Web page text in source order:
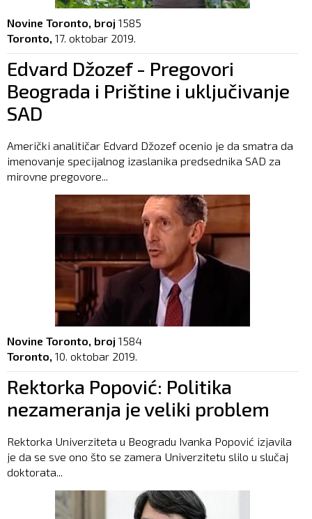
Novine Toronto, broj 1585
Toronto, 17. oktobar 2019.
Edvard Džozef - Pregovori
Beograda i Prištine i uključivanje
SAD
Američki analitičar Edvard Džozef ocenio je da smatra da
imenovanje specijalnog izaslanika predsednika SAD za
mirovne pregovore...
Novine Toronto, broj 1584
Toronto, 10. oktobar 2019.
Rektorka Popović: Politika
nezameranja je veliki problem
Rektorka Univerziteta u Beogradu Ivanka Popović izjavila
je da se sve ono što se zamera Univerzitetu slilo u slučaj
doktorata...